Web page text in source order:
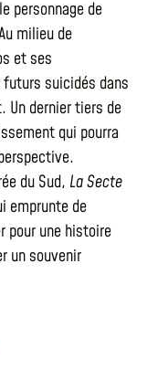
personnage de
milieu de
et ses
suicidés dans
Un dernier tiers de
qui pourra
du Sud, La Secte
emprunte de
pour une histoire
un souvenir